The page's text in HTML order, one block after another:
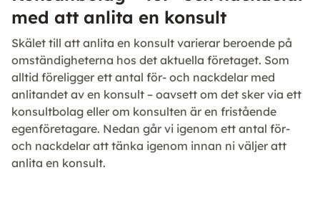
med att anlita en konsult
Skälet till att anlita en konsult varierar beroende på
omständigheterna hos det aktuella företaget. Som
alltid föreligger ett antal för- och nackdelar med
anlitandet av en konsult – oavsett om det sker via ett
konsultbolag eller om konsulten är en fristående
egenföretagare. Nedan går vi igenom ett antal för-
och nackdelar att tänka igenom innan ni väljer att
anlita en konsult.